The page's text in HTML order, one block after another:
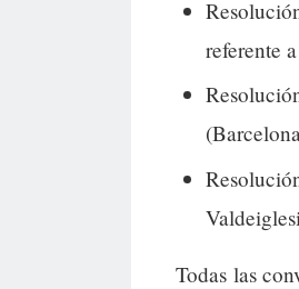
referente
Todas las